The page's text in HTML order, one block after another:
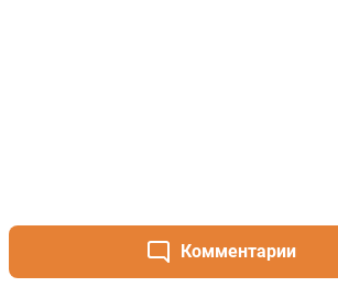
Комментарии